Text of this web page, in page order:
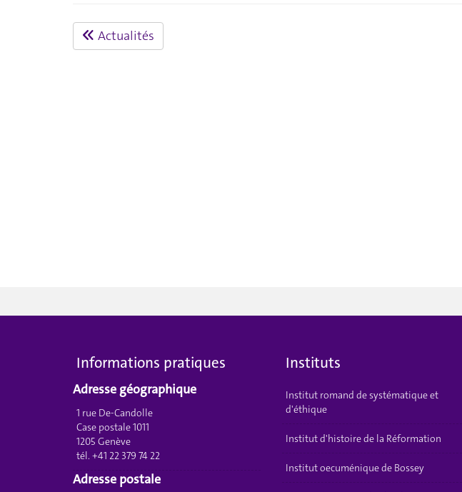
Actualités
Informations pratiques
Adresse géographique
1 rue De-Candolle
Case postale 1011
1205 Genève
tél. +41 22 379 74 22
Adresse postale
Instituts
Institut romand de systématique et
d'éthique
Institut d'histoire de la Réformation
Institut oecuménique de Bossey